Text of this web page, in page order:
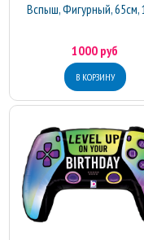
Вспыш, Фигурный, 65см,
1000 руб